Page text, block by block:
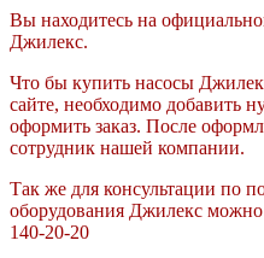
Вы находитесь на
Джилекс.
Что бы купить насосы
сайте, необходимо добавить
оформить заказ. После
сотрудник нашей компании.
Так же для консультации по
оборудования Джилекс
140-20-20